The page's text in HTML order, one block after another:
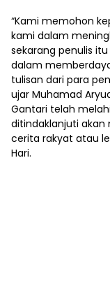
“Kami memohon
kami dalam
sekarang penulis
dalam
tulisan dari para
ujar Muhamad
Gantari telah
ditindaklanjuti
cerita rakyat atau
Hari.